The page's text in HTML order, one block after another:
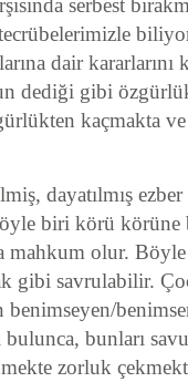
serbest
tecrübelerimizle
dair
dediği gibi
kaçmakta ve
dayatılmış
biri körü körüne
mahkum olur.
gibi savrulabilir.
bunları
zorluk